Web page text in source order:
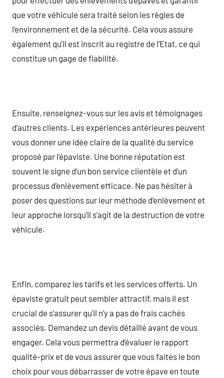
que votre véhicule sera traité selon les règles de
l’environnement et de la sécurité. Cela vous assure
également qu’il est inscrit au registre de l’Etat, ce qui
constitue un gage de fiabilité.
Ensuite, renseignez-vous sur les avis et témoignages
d’autres clients. Les expériences antérieures peuvent
vous donner une idée claire de la qualité du service
proposé par l’épaviste. Une bonne réputation est
souvent le signe d’un bon service clientèle et d’un
processus d’enlèvement efficace. Ne pas hésiter à
poser des questions sur leur méthode d’enlèvement et
leur approche lorsqu’il s’agit de la destruction de votre
véhicule.
Enfin, comparez les tarifs et les services offerts. Un
épaviste gratuit peut sembler attractif, mais il est
crucial de s’assurer qu’il n’y a pas de frais cachés
associés. Demandez un devis détaillé avant de vous
engager. Cela vous permettra d’évaluer le rapport
qualité-prix et de vous assurer que vous faites le bon
choix pour vous débarrasser de votre épave en toute